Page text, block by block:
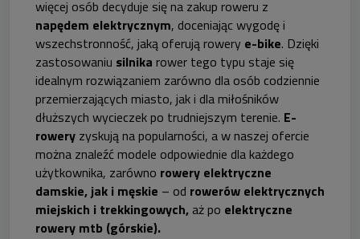
więcej osób decyduje się na zakup roweru z
napędem elektrycznym, doceniając wygodę i
wszechstronność, jaką oferują rowery e-bike. Dzięki
zastosowaniu silnika rower tego typu staje się
idealnym rozwiązaniem zarówno dla osób codziennie
przemierzających miasto, jak i dla miłośników
dłuższych wycieczek po trudniejszym terenie. E-
rowery zyskują na popularności, a w naszej ofercie
można znaleźć modele odpowiednie dla każdego
użytkownika, zarówno rowery elektryczne
damskie, jak i męskie – od rowerów elektrycznych
miejskich i trekkingowych, aż po elektryczne
rowery mtb (górskie).